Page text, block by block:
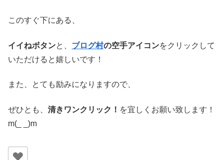
このすぐ下にある、
イイねボタンと、 ブログ村の空手アイコンをクリックして
いただけると嬉しいです！
また、とても励みになりますので、
ぜひとも、 清きワンクリック！ を宜しくお願い致します！
m(_ _)m